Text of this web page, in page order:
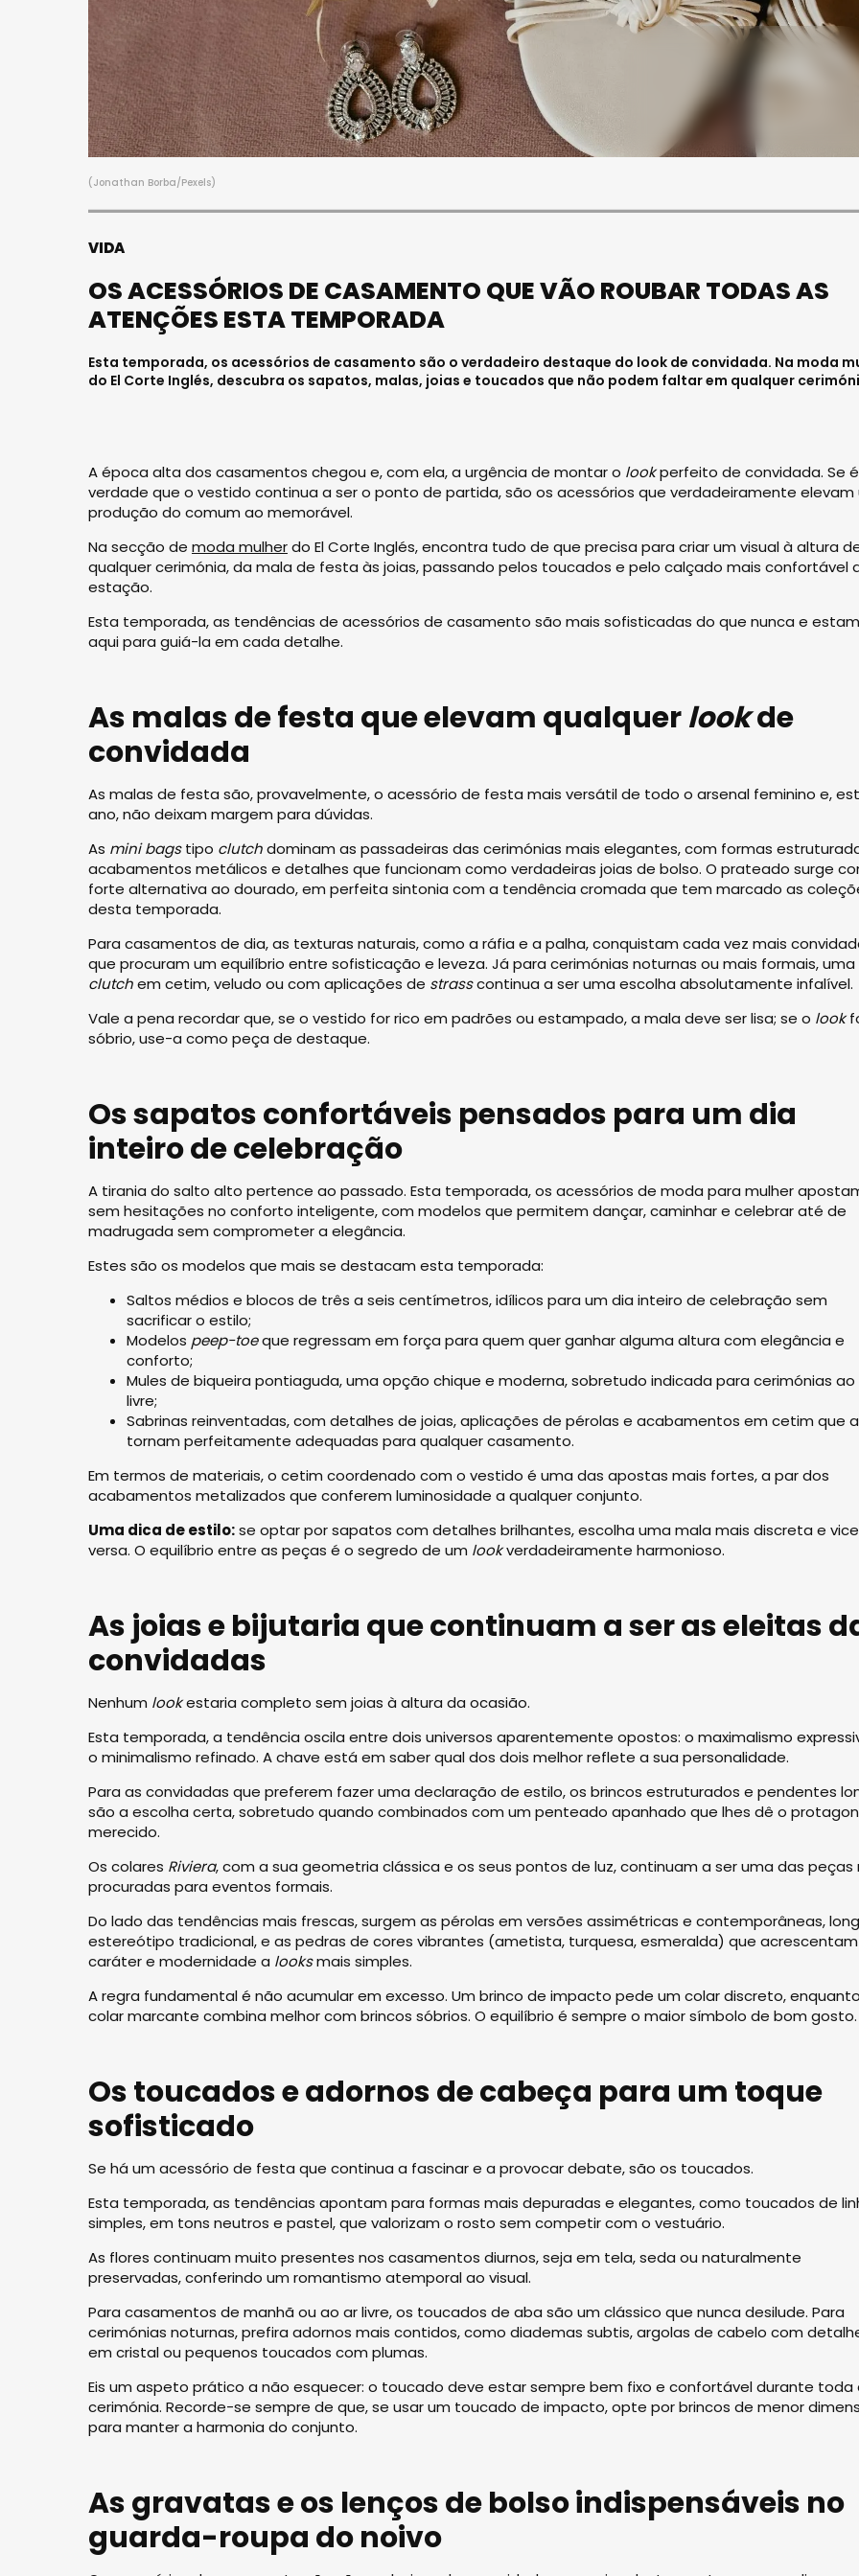
(Jonathan Borba/Pexels)
VIDA
OS ACESSÓRIOS DE CASAMENTO QUE VÃO ROUBAR TODAS AS
ATENÇÕES ESTA TEMPORADA
Esta temporada, os acessórios de casamento são o verdadeiro destaque do look de convidada. Na moda
do El Corte Inglés, descubra os sapatos, malas, joias e toucados que não podem faltar em qualquer
A época alta dos casamentos chegou e, com ela, a urgência de montar o lookperfeito de convidada. Se é
verdade que o vestido continua a ser o ponto de partida, são os acessórios que verdadeiramente elevam
produção do comum ao memorável.
Na secção de moda mulherdo El Corte Inglés, encontra tudo de que precisa para criar um visual à altura
qualquer cerimónia, da mala de festa às joias, passando pelos toucados e pelo calçado mais confortável
estação.
Esta temporada, as tendências de acessórios de casamento são mais sofisticadas do que nunca e
aqui para guiá-la em cada detalhe.
As malas de festa que elevam qualquerlookde
convidada
As malas de festa são, provavelmente, o acessório de festa mais versátil de todo o arsenal feminino e,
ano, não deixam margem para dúvidas.
As mini bagstipo clutchdominam as passadeiras das cerimónias mais elegantes, com formas
acabamentos metálicos e detalhes que funcionam como verdadeiras joias de bolso. O prateado surge
forte alternativa ao dourado, em perfeita sintonia com a tendência cromada que tem marcado as
desta temporada.
Para casamentos de dia, as texturas naturais, como a ráfia e a palha, conquistam cada vez mais
que procuram um equilíbrio entre sofisticação e leveza. Já para cerimónias noturnas ou mais formais, uma
clutchem cetim, veludo ou com aplicações de strasscontinua a ser uma escolha absolutamente infalível.
Vale a pena recordar que, se o vestido for rico em padrões ou estampado, a mala deve ser lisa; se o look
sóbrio, use-a como peça de destaque.
Os sapatos confortáveis pensados para um dia
inteiro de celebração
A tirania do salto alto pertence ao passado. Esta temporada, os acessórios de moda para mulher
sem hesitações no conforto inteligente, com modelos que permitem dançar, caminhar e celebrar até de
madrugada sem comprometer a elegância.
Estes são os modelos que mais se destacam esta temporada:
Saltos médios e blocos de três a seis centímetros, idílicos para um dia inteiro de celebração sem
sacrificar o estilo;
Modelos peep-toeque regressam em força para quem quer ganhar alguma altura com elegância e
conforto;
Mules de biqueira pontiaguda, uma opção chique e moderna, sobretudo indicada para cerimónias ao
livre;
Sabrinas reinventadas, com detalhes de joias, aplicações de pérolas e acabamentos em cetim que
tornam perfeitamente adequadas para qualquer casamento.
Em termos de materiais, o cetim coordenado com o vestido é uma das apostas mais fortes, a par dos
acabamentos metalizados que conferem luminosidade a qualquer conjunto.
Uma dica de estilo:se optar por sapatos com detalhes brilhantes, escolha uma mala mais discreta e
versa. O equilíbrio entre as peças é o segredo de um lookverdadeiramente harmonioso.
As joias e bijutaria que continuam a ser as eleitas
convidadas
Nenhum lookestaria completo sem joias à altura da ocasião.
Esta temporada, a tendência oscila entre dois universos aparentemente opostos: o maximalismo
o minimalismo refinado. A chave está em saber qual dos dois melhor reflete a sua personalidade.
Para as convidadas que preferem fazer uma declaração de estilo, os brincos estruturados e pendentes
são a escolha certa, sobretudo quando combinados com um penteado apanhado que lhes dê o
merecido.
Os colares Riviera, com a sua geometria clássica e os seus pontos de luz, continuam a ser uma das peças
procuradas para eventos formais.
Do lado das tendências mais frescas, surgem as pérolas em versões assimétricas e contemporâneas,
estereótipo tradicional, e as pedras de cores vibrantes (ametista, turquesa, esmeralda) que acrescentam
caráter e modernidade a looksmais simples.
A regra fundamental é não acumular em excesso. Um brinco de impacto pede um colar discreto,
colar marcante combina melhor com brincos sóbrios. O equilíbrio é sempre o maior símbolo de bom gosto.
Os toucados e adornos de cabeça para um toque
sofisticado
Se há um acessório de festa que continua a fascinar e a provocar debate, são os toucados.
Esta temporada, as tendências apontam para formas mais depuradas e elegantes, como toucados de
simples, em tons neutros e pastel, que valorizam o rosto sem competir com o vestuário.
As flores continuam muito presentes nos casamentos diurnos, seja em tela, seda ou naturalmente
preservadas, conferindo um romantismo atemporal ao visual.
Para casamentos de manhã ou ao ar livre, os toucados de aba são um clássico que nunca desilude. Para
cerimónias noturnas, prefira adornos mais contidos, como diademas subtis, argolas de cabelo com
em cristal ou pequenos toucados com plumas.
Eis um aspeto prático a não esquecer: o toucado deve estar sempre bem fixo e confortável durante toda
cerimónia. Recorde-se sempre de que, se usar um toucado de impacto, opte por brincos de menor
para manter a harmonia do conjunto.
As gravatas e os lenços de bolso indispensáveis no
guarda-roupa do noivo
SOCIEDADE
FALECEU PAULA ALMEIDA,
JOVEM ENFERMEIRA NO
HOSPITAL DE VISEU
Julho 27, 2026 . 11:00
SOCIEDADE
FUNERAL DA MÉDICA
REALIZA-SE NA SEXTA-
FEIRA
Julho 29, 2026 . 13:15